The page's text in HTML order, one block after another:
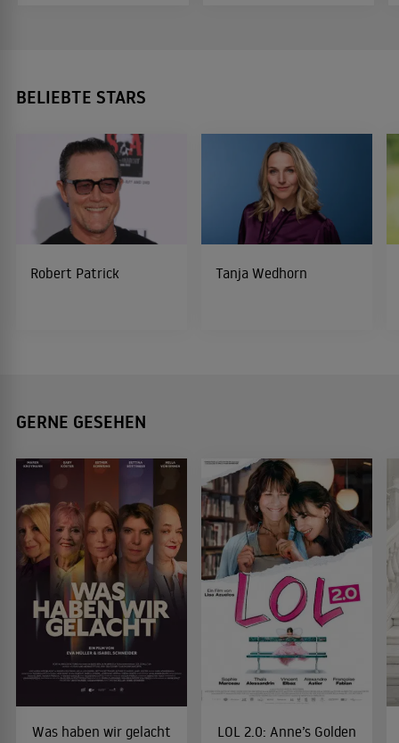
BELIEBTE STARS
Robert Patrick Tanja Wedhorn
GERNE GESEHEN
Was haben wir gelacht
LOL 2.0: Anne’s Golden